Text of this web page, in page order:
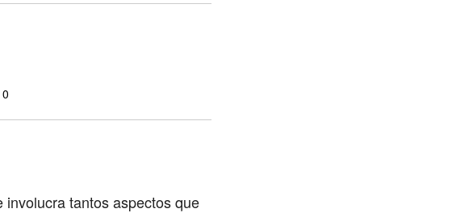
tantos aspectos que